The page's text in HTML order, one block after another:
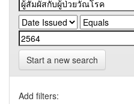
Start a new search
Add filters: